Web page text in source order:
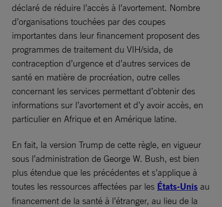
déclaré de réduire l’accès à l’avortement. Nombre
d’organisations touchées par des coupes
importantes dans leur financement proposent des
programmes de traitement du VIH/sida, de
contraception d’urgence et d’autres services de
santé en matière de procréation, outre celles
concernant les services permettant d’obtenir des
informations sur l’avortement et d’y avoir accès, en
particulier en Afrique et en Amérique latine.
En fait, la version Trump de cette règle, en vigueur
sous l’administration de George W. Bush, est bien
plus étendue que les précédentes et s’applique à
toutes les ressources affectées par les États-Unis au
financement de la santé à l’étranger, au lieu de la